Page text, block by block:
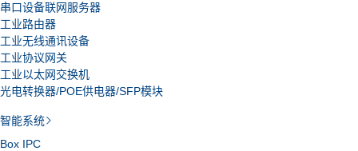
串口设备联网服务器
工业路由器
工业无线通讯设备
工业协议网关
工业以太网交换机
光电转换器/POE供电器/SFP模块
智能系统
Box IPC